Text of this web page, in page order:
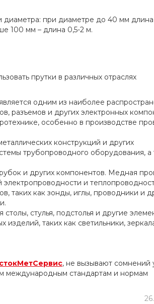
при диаметре до 40 мм длина
100 мм – длина 0,5-2 м.
прутки в различных отраслях
одним из наиболее
разъемов и других электронных
особенно в производстве
конструкций и других
трубопроводного оборудования, а
и других компонентов. Медная
электропроводности и
таких как зонды, иглы, проводники и
стулья, подстолья и другие
таких как светильники,
, не вызывают сомнений
международным стандартам и нормам